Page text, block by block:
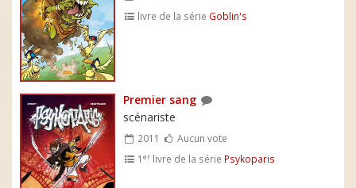
livre de la série Goblin's
Premier sang
scénariste
2011
Aucun vote
1er livre de la série Psykoparis